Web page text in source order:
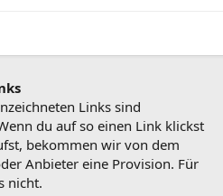
Links sind
du auf so einen Link klickst
bekommen wir von dem
Anbieter eine Provision. Für
nicht.